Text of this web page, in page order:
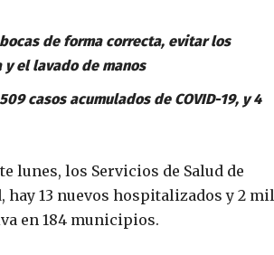
de forma correcta, evitar los
el lavado de manos
casos acumulados de COVID-19, y 4
lunes, los Servicios de Salud de
hay 13 nuevos hospitalizados y 2 mil
en 184 municipios.